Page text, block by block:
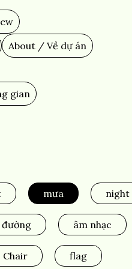
About / Về dự án
gian
mưa night
đường âm nhạc
Chair flag